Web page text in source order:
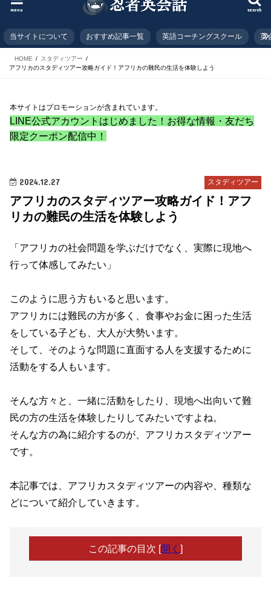
search
menu
当サイトについて おすすめ記事一覧 英語コーチングスクール 英
HOME
スタディツアー
アフリカのスタディツアー攻略ガイド！アフリカの難民の生活を体験しよう
本サイトはプロモーションが含まれています。
LINE公式アカウントはじめました！お得な情報・友だち
限定クーポン配信中！
スタディツアー
2024.12.27
アフリカのスタディツアー攻略ガイド！アフ
リカの難民の生活を体験しよう
「アフリカの社会問題を学ぶだけでなく、実際に現地へ
行って体感してみたい」
このように思う方もいると思います。
アフリカには難民の方が多く、食事やお金に困った生活
をしている子ども、大人が大勢います。
そして、そのような問題に直面する人を支援するために
活動をする人もいます。
そんな方々と、一緒に活動をしたり、現地へ出向いて難
民の方の生活を体験したりしてみたいですよね。
そんな方の為に紹介するのが、アフリカスタディツアー
です。
本記事では、アフリカスタディツアーの内容や、種類な
どについて紹介していきます。
この記事の目次 [開く ]